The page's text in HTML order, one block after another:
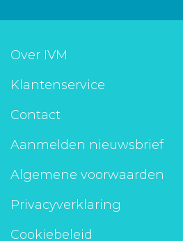
Over IVM
Klantenservice
Contact
Aanmelden nieuwsbrief
Algemene voorwaarden
Privacyverklaring
Cookiebeleid